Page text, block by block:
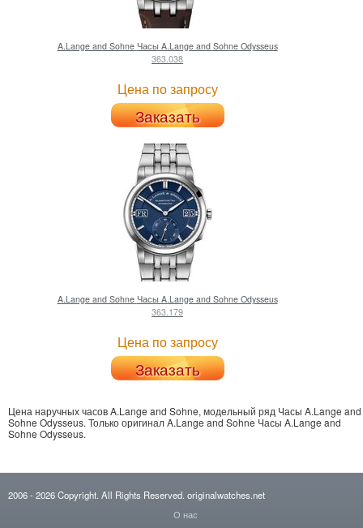
A.Lange and Sohne Часы A.Lange and Sohne Odysseus
363.038
Цена по запросу
Заказать
A.Lange and Sohne Часы A.Lange and Sohne Odysseus
363.179
Цена по запросу
Заказать
Цена наручных часов A.Lange and Sohne, модельный ряд Часы A.Lange and
Sohne Odysseus. Толькооригинал A.Lange and Sohne Часы A.Lange and
Sohne Odysseus.
2006- 2026Copyright. All Rights Reserved. originalwatches.net
О нас